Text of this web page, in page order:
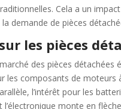
Cela a un
demande de pièces
les pièces
des pièces détachées
les composants de moteurs
l’intérêt pour les
l’électronique monte en